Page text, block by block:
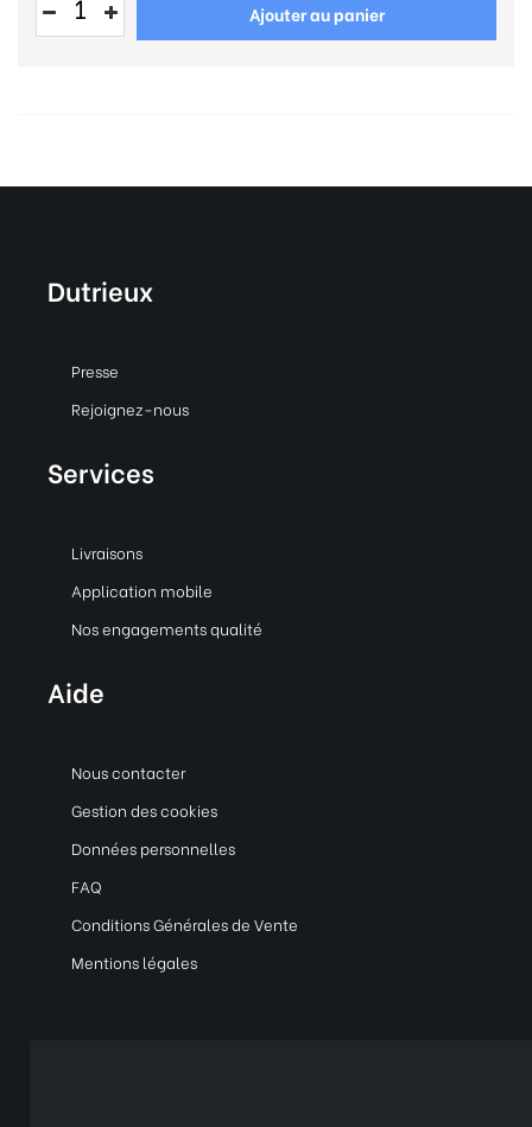
Ajouter au panier
Dutrieux
Presse
Rejoignez-nous
Services
Livraisons
Application mobile
Nos engagements qualité
Aide
Nous contacter
Gestion des cookies
Données personnelles
FAQ
Conditions Générales de Vente
Mentions légales